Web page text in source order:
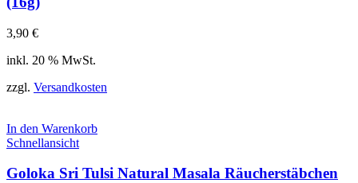
3,90 €
inkl. 20 % MwSt.
zzgl. Versandkosten
In den Warenkorb
Schnellansicht
Goloka Sri Tulsi Natural Masala Räucherstäbchen